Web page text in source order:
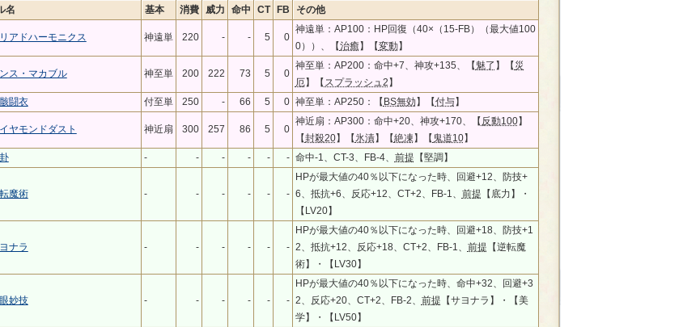
名
基本 消費 威力 命中 CT FB その他
アドハーモニクス 神遠単 220 - - 5 0
神遠単：AP100：HP回復（40×（15-FB）（最大値100
0））、【治癒】【変動】
ス・マカブル 神至単 200 222 73 5 0
神至単：AP200：命中+7、神攻+135、【 魅了 】【 災
厄】【 スプラッシュ2 】
闘衣
付至単 250 - 66 5 0 神至単：AP250：【 BS無効 】【付与】
ヤモンドダスト 神近扇 300 257 86 5 0
神近扇：AP300：命中+20、神攻+170、【 反動100】
【封殺20】【氷漬】【絶凍 】【 鬼道10】
- - - - - - 命中-1、CT-3、FB-4、 前提 【堅調】
魔術 - - - - - -
HPが最大値の40％以下になった時、回避+12、防技+
6、抵抗+6、反応+12、CT+2、FB-1、 前提 【底力】・
【LV20】
ナラ - - - - - -
HPが最大値の40％以下になった時、回避+18、防技+1
2、抵抗+12、反応+18、CT+2、FB-1、 前提 【逆転魔
術】・【LV30】
妙技 - - - - - -
HPが最大値の40％以下になった時、命中+32、回避+3
2、反応+20、CT+2、FB-2、 前提 【サヨナラ】・【美
学】・【LV50】